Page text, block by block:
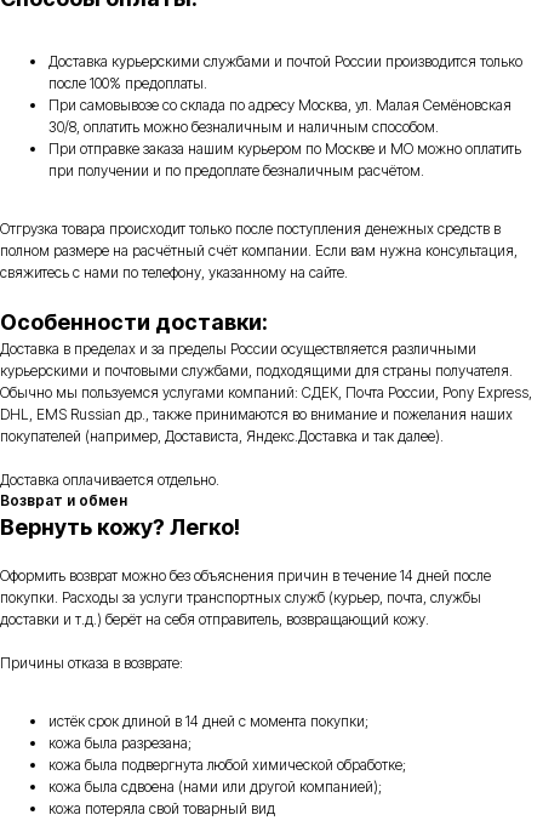
Доставка курьерскими службами и почтой России производится только
после 100% предоплаты.
При самовывозе со склада по адресу Москва, ул. Малая Семёновская
30/8, оплатить можно безналичным и наличным способом.
При отправке заказа нашим курьером по Москве и МО можно оплатить
при получении и по предоплате безналичным расчётом.
Отгрузка товара происходит только после поступления денежных средств в
полном размере на расчётный счёт компании. Если вам нужна консультация,
свяжитесь с нами по телефону, указанному на сайте.
Особенности доставки:
Доставка в пределах и за пределы России осуществляется различными
курьерскими и почтовыми службами, подходящими для страны получателя.
Обычно мы пользуемся услугами компаний: СДЕК, Почта России, Pony Express,
DHL, EMS Russian др., также принимаются во внимание и пожелания наших
покупателей (например, Достависта, Яндекс.Доставка и так далее).
Доставка оплачивается отдельно.
Возврат и обмен
Вернуть кожу? Легко!
Оформить возврат можно без объяснения причин в течение 14 дней после
покупки. Расходы за услуги транспортных служб (курьер, почта, службы
доставки и т.д.) берёт на себя отправитель, возвращающий кожу.
Причины отказа в возврате:
истёк срок длиной в 14 дней с момента покупки;
кожа была разрезана;
кожа была подвергнута любой химической обработке;
кожа была сдвоена (нами или другой компанией);
кожа потеряла свой товарный вид